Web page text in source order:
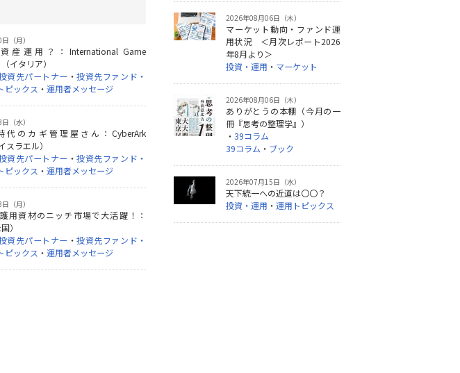
（月）
産運用？：International Game
イタリア）
資先パートナー ・投資先ファンド・
ピックス ・ 運用者メッセージ
（水）
代のカギ管理屋さん：CyberArk
ラエル）
資先パートナー ・投資先ファンド・
ピックス ・ 運用者メッセージ
（月）
用資材のニッチ市場で大活躍！：
）
資先パートナー ・投資先ファンド・
ピックス ・ 運用者メッセージ
2026年08月06日（木）
マーケット動向・ファンド運
用状況 ＜月次レポート2026
年8月より＞
投資・運用 ・ マーケット
2026年08月06日（木）
ありがとうの本棚（今月の一
冊『思考の整理学』）
・ 39コラム
39コラム ・ ブック
2026年07月15日（水）
天下統一への近道は〇〇？
投資・運用 ・ 運用トピックス